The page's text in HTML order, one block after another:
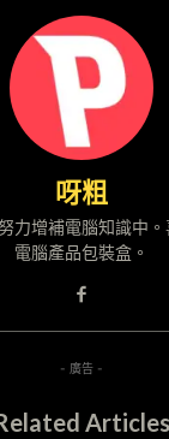
呀粗
力增補電腦知識中
電腦產品包裝盒。
- 廣告 -
Articles